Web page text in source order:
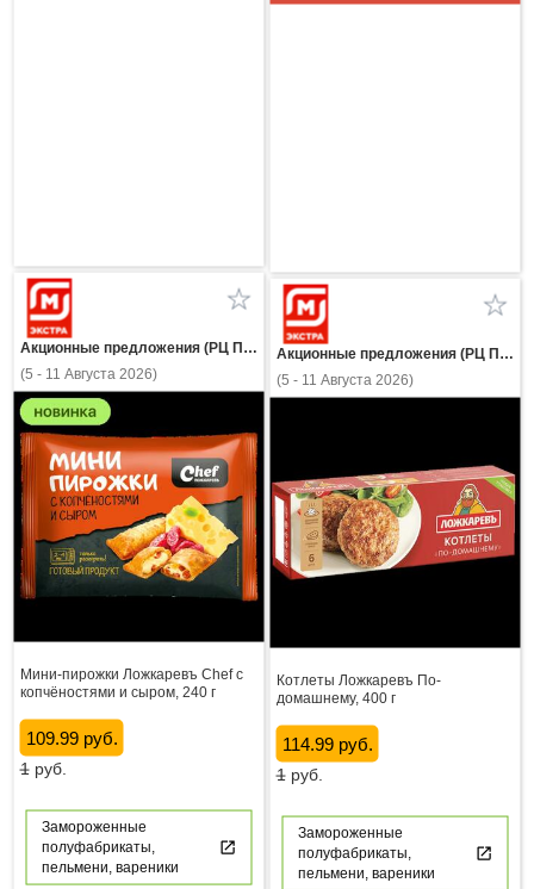
Акционные предложения (РЦ Пнз)
(5 - 11 Августа 2026)
Мини-пирожки Ложкаревъ Chef с
копчёностями и сыром, 240 г
109.99 руб.
1руб.
Замороженные
полуфабрикаты,
пельмени, вареники
Акционные предложения (РЦ Пнз)
(5 - 11 Августа 2026)
Котлеты Ложкаревъ По-
домашнему, 400 г
114.99 руб.
1руб.
Замороженные
полуфабрикаты,
пельмени, вареники